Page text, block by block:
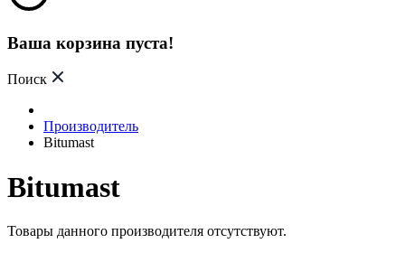
Ваша корзина пуста!
Поиск
Производитель
Bitumast
Bitumast
Товары данного производителя отсутствуют.